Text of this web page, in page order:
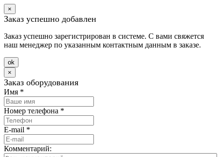
×
Заказ успешно добавлен
Заказ успешно зарегистрирован в системе. С вами свяжется
наш менеджер по указанным контактным данным в заказе.
оk
×
Заказ оборудования
Имя *
Номер телефона *
E-mail *
Комментарий: